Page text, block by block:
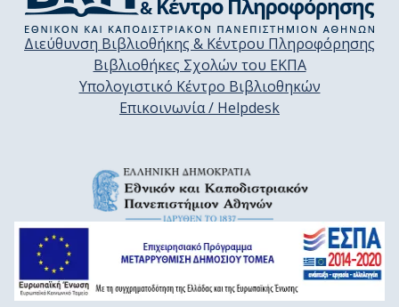
Διεύθυνση Βιβλιοθήκης & Κέντρου Πληροφόρησης
Βιβλιοθήκες Σχολών του ΕΚΠΑ
Υπολογιστικό Κέντρο Βιβλιοθηκών
Επικοινωνία / Helpdesk